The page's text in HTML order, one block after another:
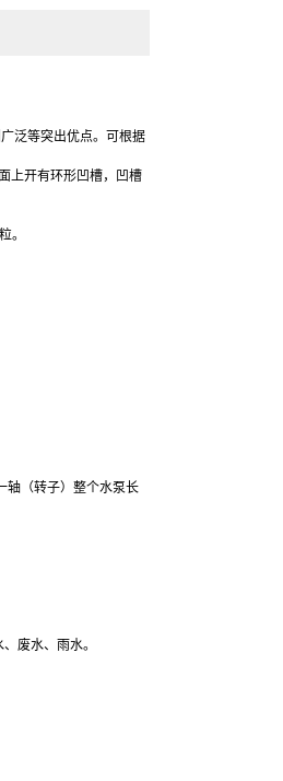
泛等突出优点。可根据
上开有环形凹槽，凹槽
。
轴（转子）整个水泵长
废水、雨水。